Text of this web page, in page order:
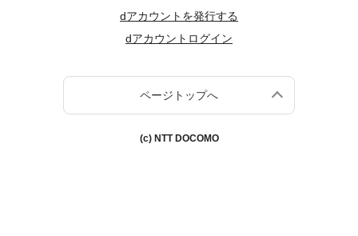
dアカウントを発行する
dアカウントログイン
ページトップへ
(c) NTT DOCOMO